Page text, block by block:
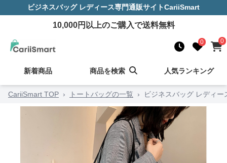
ビジネスバッグ レディース専門通販サイトCariiSmart
10,000円以上のご購入で送料無料
0 0
新着商品 商品を検索 人気ランキング
CariiSmart TOP › トートバッグの一覧 › ビジネスバッグ レディ